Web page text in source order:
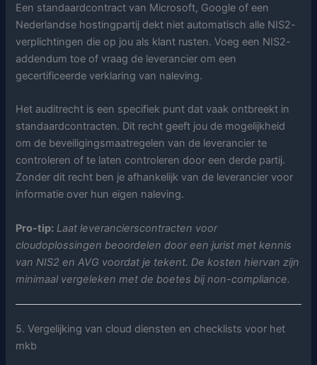
Een standaardcontract van Microsoft, Google of een
Nederlandse hostingpartij dekt niet automatisch alle NIS2-
verplichtingen die op jou als klant rusten. Voeg een NIS2-
addendum toe of vraag de leverancier om een
gecertificeerde verklaring van naleving.
Het auditrecht is een specifiek punt dat vaak ontbreekt in
standaardcontracten. Dit recht geeft jou de mogelijkheid
om de beveiligingsmaatregelen van de leverancier te
controleren of te laten controleren door een derde partij.
Zonder dit recht ben je afhankelijk van de leverancier voor
informatie over hun eigen naleving.
Pro-tip: Laat leverancierscontracten voor
cloudoplossingen beoordelen door een jurist met kennis
van NIS2 en AVG voordat je tekent. De kosten hiervan zijn
minimaal vergeleken met de boetes bij non-compliance.
5. Vergelijking van cloud diensten en checklists voor het
mkb